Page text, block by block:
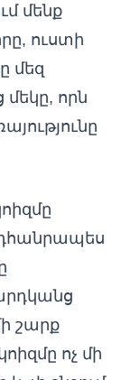
մենք
ուստի
մեզ
մեկը, որն
շարք
ոչ մի